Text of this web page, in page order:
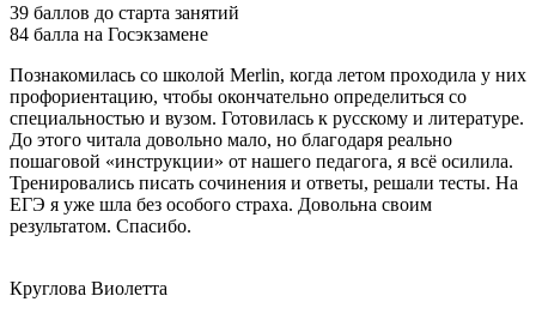
39 баллов до старта занятий
84 балла на Госэкзамене
Познакомилась со школой Merlin, когда летом проходила у них
профориентацию, чтобы окончательно определиться со
специальностью и вузом. Готовилась к русскому и литературе.
До этого читала довольно мало, но благодаря реально
пошаговой «инструкции» от нашего педагога, я всё осилила.
Тренировались писать сочинения и ответы, решали тесты. На
ЕГЭ я уже шла без особого страха. Довольна своим
результатом. Спасибо.
Круглова Виолетта